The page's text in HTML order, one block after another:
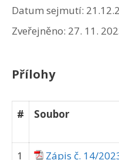
Datum sejmutí:
Zveřejněno: 27. 11.
Přílohy
# Soubor
1
Zápis č. 14/